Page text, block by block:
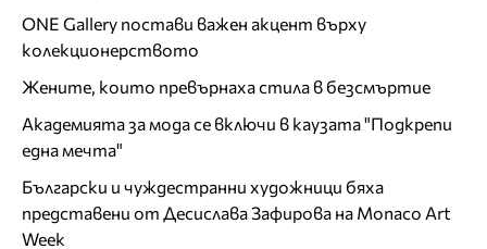
ONE Gallery постави важен акцент върху
колекционерството
Жените, които превърнаха стила в безсмъртие
Академията за мода се включи в каузата "Подкрепи
една мечта"
Български и чуждестранни художници бяха
представени от Десислава Зафирова на Monaco Art
Week